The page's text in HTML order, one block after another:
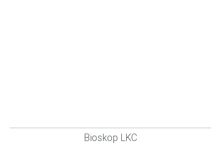
Bioskop LKC